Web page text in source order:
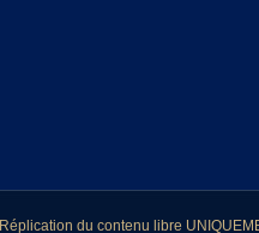
Réplication du contenu libre